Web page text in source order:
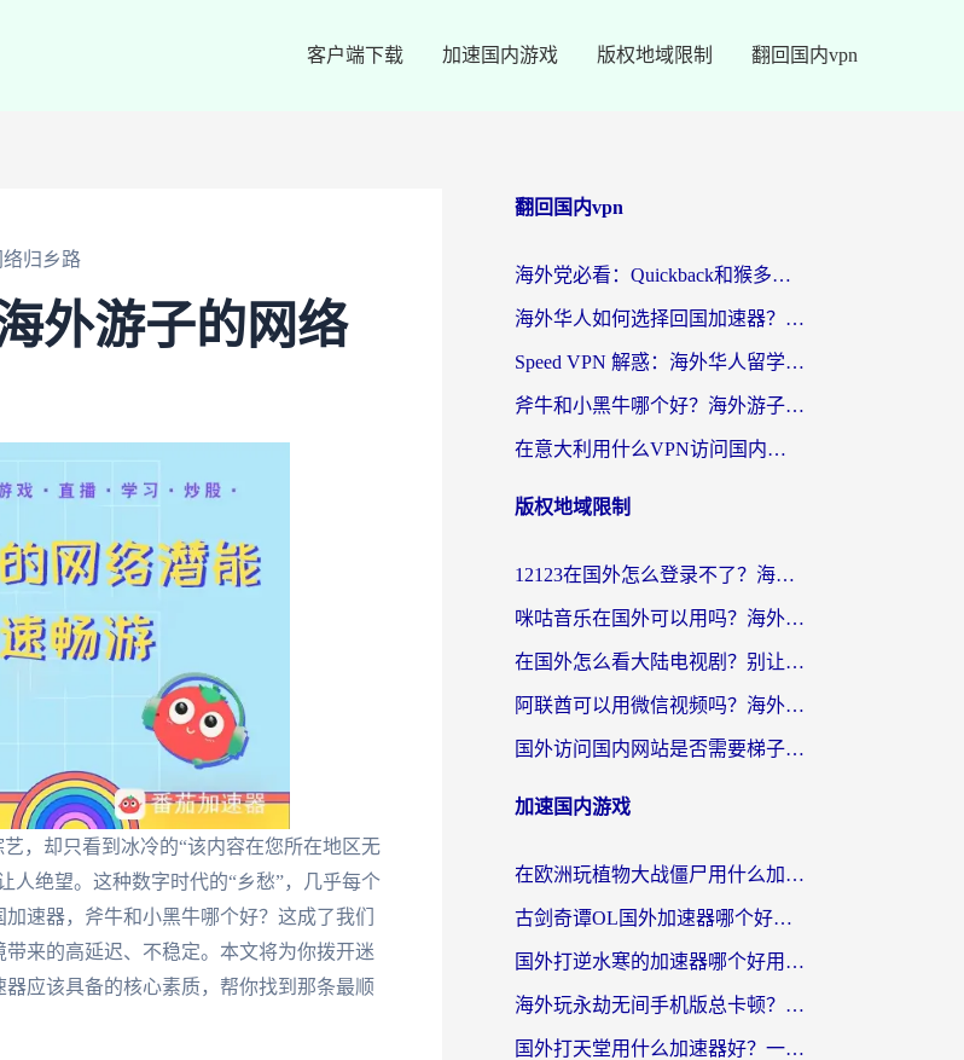
客户端下载 加速国内游戏 版权地域限制 翻回国内vpn
归乡路
外游子的网络
，却只看到冰冷的“该内容在您所在地区无
人绝望。这种数字时代的“乡愁”，几乎每个
速器，斧牛和小黑牛哪个好？这成了我们
来的高延迟、不稳定。本文将为你拨开迷
应该具备的核心素质，帮你找到那条最顺
翻回国内vpn
海外党必看：Quickback和猴多多好用吗？3步选对回国加速器，无缝刷国内剧玩游戏
海外华人如何选择回国加速器？苹果加速器七天试用让你先试后买
Speed VPN 解惑：海外华人留学生如何选对回国加速器，轻松看亚洲杯、刷国内APP？
斧牛和小黑牛哪个好？海外游子的网络归乡路
在意大利用什么VPN访问国内？一次说透海外回国加速器的选择门道
版权地域限制
12123在国外怎么登录不了？海外党亲测有效的回国加速方案
咪咕音乐在国外可以用吗？海外党亲测有效的回国听音乐听书指南
在国外怎么看大陆电视剧？别让地区限制断了你的追剧节奏
阿联酋可以用微信视频吗？海外党亲测有效的回国加速解决方案
国外访问国内网站是否需要梯子？海外党亲测实用指南，轻松解决12123登录难题
加速国内游戏
在欧洲玩植物大战僵尸用什么加速器比较好？一个老玩家的真心话
古剑奇谭OL国外加速器哪个好用？海外党亲测的国服游戏加速指南
国外打逆水寒的加速器哪个好用？海外畅玩国服游戏终极指南
海外玩永劫无间手机版总卡顿？这份加速器指南帮你告别延迟（附澳大利亚做题软件&晶核加速技巧）
国外打天堂用什么加速器好？一份给海外游子的游戏指南